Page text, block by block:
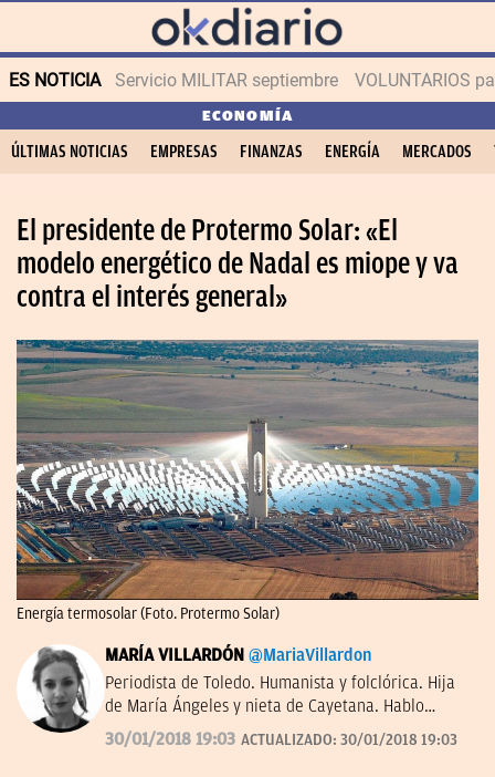
ES NOTICIA Servicio MILITAR septiembre VOLUNTARIOS
ECONOMÍA
ÚLTIMAS NOTICIAS EMPRESAS FINANZAS ENERGÍA MERCADOS
El presidente de Protermo Solar: «El
modelo energético de Nadal es miope y va
contra el interés general»
Energía termosolar (Foto. Protermo Solar)
MARÍA VILLARDÓN @MariaVillardon
Periodista de Toledo. Humanista y folclórica. Hija
de María Ángeles y nieta de Cayetana. Hablo
rápido con amables personajes –Tusquets dixit–.
30/01/2018 19:03 ACTUALIZADO: 30/01/2018 19:03